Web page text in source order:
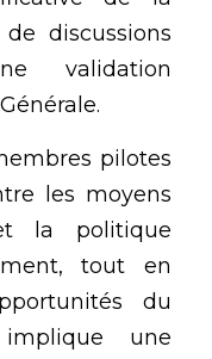
discussions
validation
pilotes
les moyens
la politique
tout en
du
une